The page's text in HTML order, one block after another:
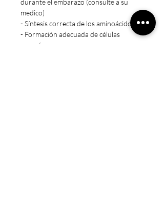
medico)
- Síntesis correcta de los aminoácidos
- Formación adecuada de células
sanguíneas